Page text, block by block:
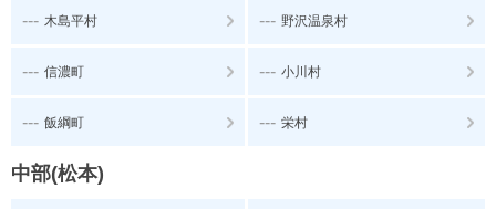
--- 木島平村 --- 野沢温泉村
--- 信濃町 --- 小川村
--- 飯綱町 --- 栄村
中部(松本)